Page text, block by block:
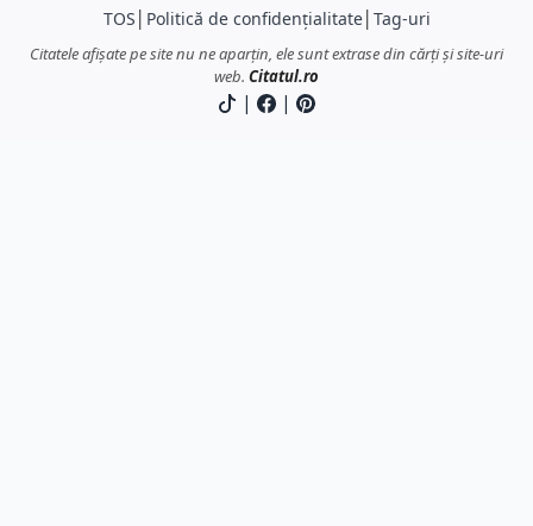
TOS Politică de confidențialitate│ Tag-uri
Citatele afișate pe site nu ne aparțin, ele sunt extrase din cărți și site-uri
web. Citatul.ro
| |